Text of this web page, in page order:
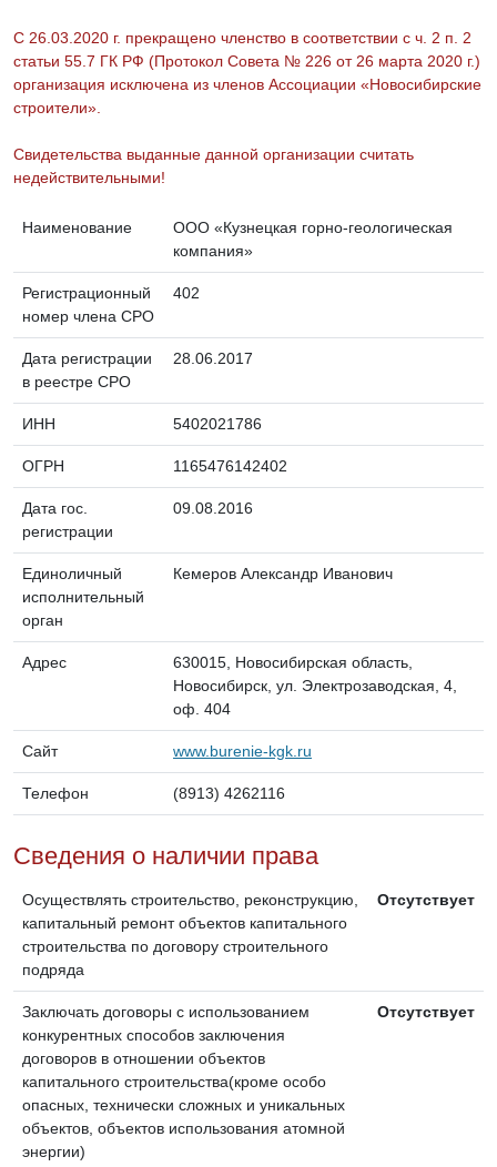
С 26.03.2020 г. прекращено членство в соответствии с ч. 2 п. 2
статьи 55.7 ГК РФ (Протокол Совета № 226 от 26 марта 2020 г.)
организация исключена из членов Ассоциации «Новосибирские
строители».
Свидетельства выданные данной организации считать
недействительными!
Наименование
ООО «Кузнецкая горно-геологическая
компания»
Регистрационный
номер члена СРО
402
Дата регистрации
в реестре СРО
28.06.2017
ИНН 5402021786
ОГРН 1165476142402
Дата гос.
регистрации
09.08.2016
Единоличный
исполнительный
орган
Кемеров Александр Иванович
Адрес
630015, Новосибирская область,
Новосибирск, ул. Электрозаводская, 4,
оф. 404
Сайт www.burenie-kgk.ru
Телефон (8913) 4262116
Сведения о наличии права
Осуществлять строительство, реконструкцию,
капитальный ремонт объектов капитального
строительства по договору строительного
подряда
Отсутствует
Заключать договоры с использованием
конкурентных способов заключения
договоров в отношении объектов
капитального строительства(кроме особо
опасных, технически сложных и уникальных
объектов, объектов использования атомной
энергии)
Отсутствует